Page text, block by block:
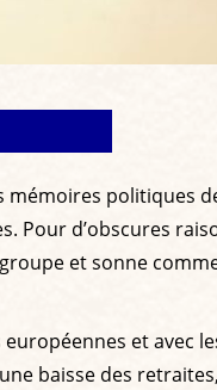
politiques
Pour d’obscures
et sonne
et avec
baisse des